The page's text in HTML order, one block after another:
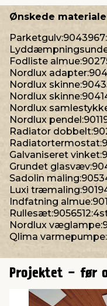
Ønskede
Fodliste
Nordlux
Nordlux
Nordlux
Nordlux
Nordlux
Radiator
Galvaniseret
Grundet
Sadolin
Luxi
Indfatning
Nordlux
Qlima
Projektet - før